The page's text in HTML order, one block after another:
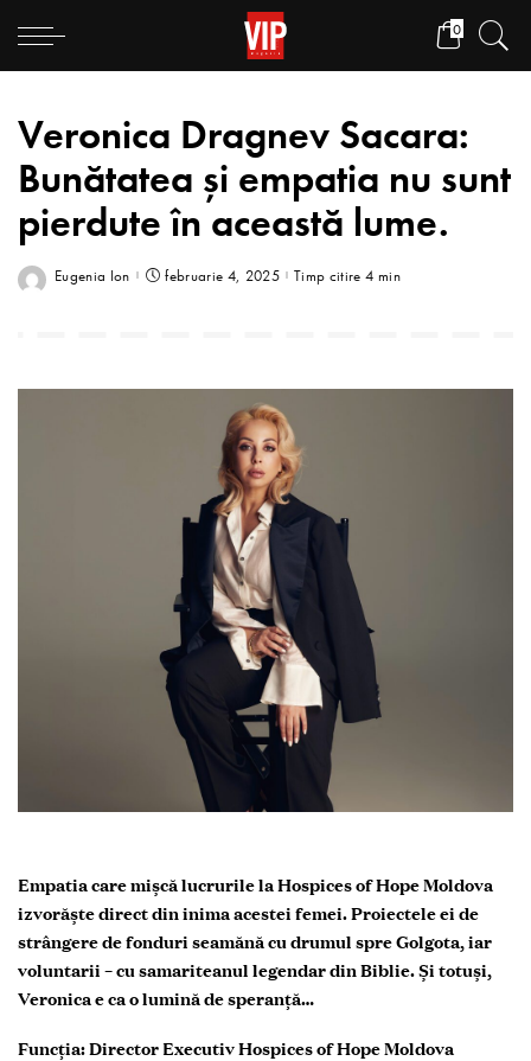
0
Veronica Dragnev Sacara:
Bunătatea și empatia nu sunt
pierdute în această lume.
Eugenia Ion februarie 4, 2025 Timp citire 4 min
Empatia care mișcă lucrurile la Hospices of Hope Moldova
izvorăște direct din inima acestei femei. Proiectele ei de
strângere de fonduri seamănă cu drumul spre Golgota, iar
voluntarii – cu samariteanul legendar din Biblie. Și totuși,
Veronica e ca o lumină de speranță…
Funcția: Director Executiv Hospices of Hope Moldova